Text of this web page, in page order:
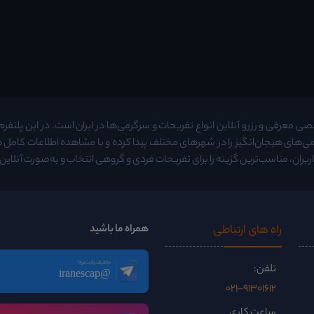
معرفی و رزرو آنلاین انواع تفریحات و سرگرمی‌ها در ایران است. در این
هیجان‌انگیز را در شهرهای مختلف پیدا کرده و با مشاهده اطلاعات
مناسب‌ترین گزینه را برای تفریحات فردی و گروهی انتخاب و به‌صورت
راه ‌های ارتباطی
تلفن:
021-91301612
همراه ما باشید
تخفیف یادت نره!
@iranescap